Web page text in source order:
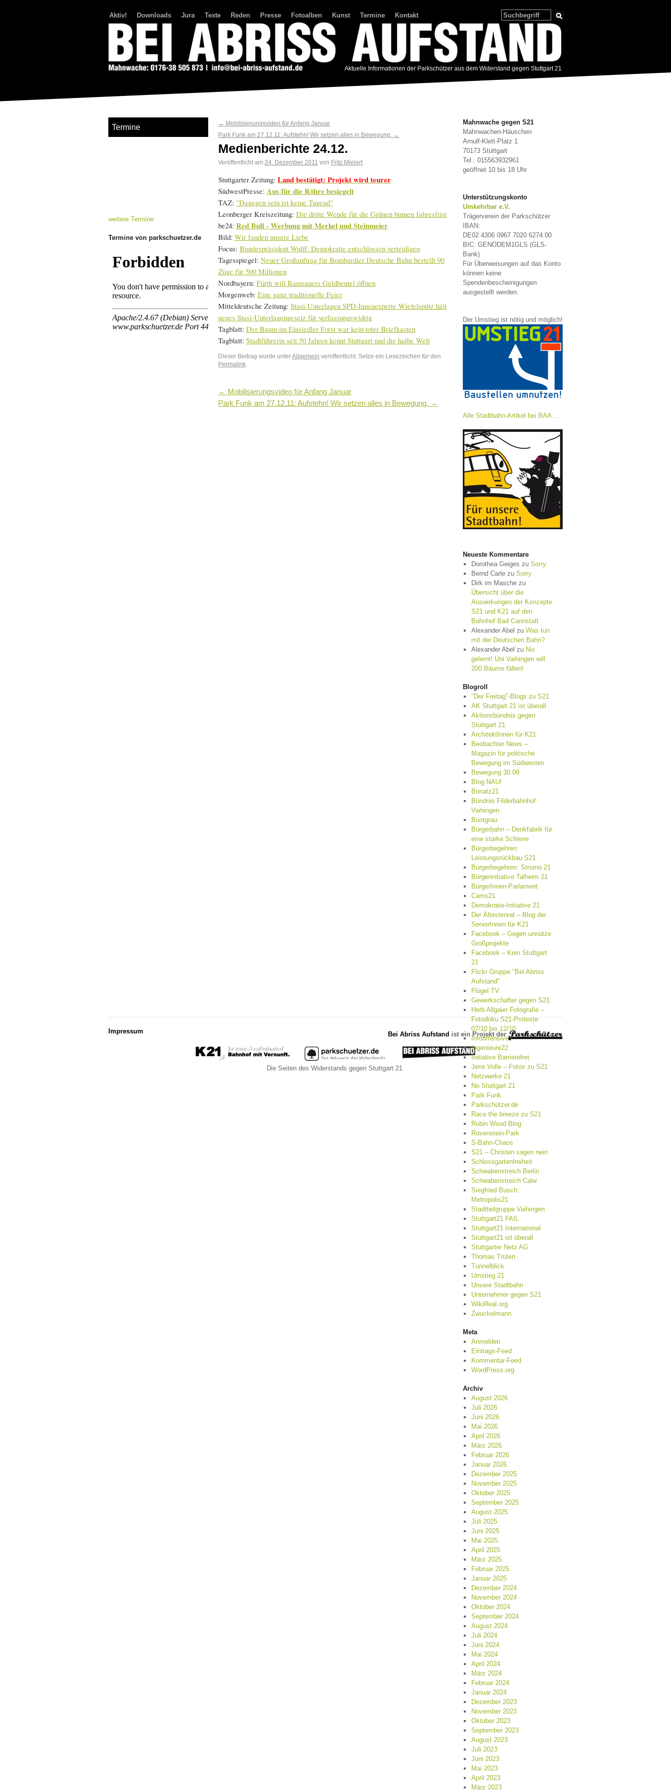
Aktiv! Downloads Jura Texte Reden Presse Fotoalben Kunst Termine Kontakt
Aktuelle Informationen der Parkschützer aus dem Widerstand gegen Stuttgart 21
← Mobilisierungsvideo für Anfang Januar
Park Funk am 27.12.11: Aufstehn! Wir setzen alles in Bewegung.
→
Medienberichte 24.12.
Veröffentlicht am 24. Dezember 2011 von Fritz Mielert
Stuttgarter Zeitung: Land bestätigt: Projekt wird teurer
SüdwestPresse: Aus für die Röhre besiegelt
TAZ: "Dagegen sein ist keine Tugend"
Leonberger Kreiszeitung: Die dritte Wende für die Grünen binnen Jahresfrist
be24: Red Bull - Werbung mit Merkel und Steinmeier
Bild: Wir fanden unsere Liebe
Focus: Bundespräsident Wulff: Demokratie entschlossen verteidigen
Tagesspiegel: Neuer Großauftrag für Bombardier Deutsche Bahn bestellt 90
Züge für 500 Millionen
Nordbayern: Fürth will Ramsauers Geldbeutel öffnen
Morgenweb: Eine ganz traditionelle Feier
Mitteldeutsche Zeitung: Stasi-Unterlagen SPD-Innenexperte Wiefelspütz hält
neues Stasi-Unterlagengesetz für verfassungswidrig
Tagblatt: Der Baum im Einsiedler Forst war kein toter Briefkasten
Tagblatt: Stadtführerin seit 50 Jahren kennt Stuttgart und die halbe Welt
Dieser Beitrag wurde unterAllgemein veröffentlicht. Setze ein Lesezeichen für den
Permalink
← Mobilisierungsvideo für Anfang Januar
Park Funk am 27.12.11: Aufstehn! Wir setzen alles in Bewegung. →
Termine
weitere Termine
Termine von parkschuetzer.de
Mahnwache gegen S21
Mahnwachen-Häuschen
Arnulf-Klett-Platz 1
70173 Stuttgart
Tel.: 015563932961
geöffnet 10 bis 18 Uhr
Unterstützungskonto
Umkehrbar e.V.
Trägerverein der Parkschützer
IBAN:
DE02 4306 0967 7020 6274 00
BIC: GENODEM1GLS (GLS-
Bank)
Für Überweisungen auf das Konto
können keine
Spendenbescheinigungen
ausgestellt werden.
Der Umstieg ist nötig und möglich!
Alle Stadtbahn-Artikel bei BAA ...
Neueste Kommentare
Dorothea Geiges zu Sorry
Bernd Carlezu Sorry
Dirk im Maschezu
Übersicht über die
Auswirkungen der Konzepte
S21 und K21 auf den
Bahnhof Bad Cannstatt
Alexander Abel zu Was tun
mit der Deutschen Bahn?
Alexander Abel zu Nix
gelernt! Uni Vaihingen will
200 Bäume fällen!
Blogroll
"Der Freitag"-Blogs zu S21
AK Stuttgart 21 ist überall
Aktionsbündnis gegen
Stuttgart 21
ArchitektInnen für K21
Beobachter News –
Magazin für politische
Bewegung im Südwesten
Bewegung 30.09.
Blog NAU!
Bonatz21
Bündnis Filderbahnhof
Vaihingen
Buntgrau
Bürgerbahn – Denkfabrik für
eine starke Schiene
Bürgerbegehren:
Leistungsrückbau S21
Bürgerbegehren: Strorno 21
Bürgerinitiative Talheim 21
BürgerInnen-Parlament
Cams21
Demokratie-Initiative 21
Der Ältestenrat – Blog der
SeniorInnen für K21
Facebook – Gegen unnütze
Großprojekte
Facebook – Kein Stuttgart
21
Flickr Gruppe "Bei Abriss
Aufstand"
Flügel TV
Gewerkschafter gegen S21
Herb Allgaier Fotografie –
Fotodoku S21-Proteste
07/10 bis 12/10
Infooffensive
Ingenieure22
Initiative Barrierefrei
Jens Volle – Fotos zu S21
Netzwerke 21
No Stuttgart 21
Park Funk
Parkschützer.de
Race the breeze zu S21
Robin Wood Blog
Rosenstein-Park
S-Bahn-Chaos
S21 – Christen sagen nein
Schlossgartenfreiheit
Schwabenstreich Berlin
Schwabenstreich Calw
Siegfried Busch:
Metropolis21
Stadtteilgruppe Vaihingen
Stuttgart21 FAIL
Stuttgart21 International
Stuttgart21 ist überall
Stuttgarter Netz AG
Thomas Trüten
Tunnelblick
Umstieg 21
Unsere Stadtbahn
Unternehmer gegen S21
WikiReal.org
Zwuckelmann
Meta
Anmelden
Eintrags-Feed
Kommentar-Feed
WordPress.org
Archiv
August 2026
Juli 2026
Juni 2026
Mai 2026
April 2026
März 2026
Februar 2026
Januar 2026
Dezember 2025
November 2025
Oktober 2025
September 2025
August 2025
Juli 2025
Juni 2025
Mai 2025
April 2025
März 2025
Februar 2025
Januar 2025
Dezember 2024
November 2024
Oktober 2024
September 2024
August 2024
Juli 2024
Juni 2024
Mai 2024
April 2024
März 2024
Februar 2024
Januar 2024
Dezember 2023
November 2023
Oktober 2023
September 2023
August 2023
Juli 2023
Juni 2023
Mai 2023
April 2023
März 2023
Bei Abriss Aufstand ist ein Projekt der
Impressum
Die Seiten des Widerstands gegen Stuttgart 21.